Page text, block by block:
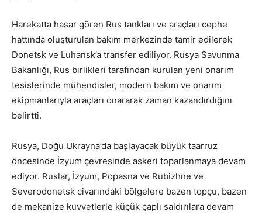
Harekatta hasar gören Rus tankları ve araçları cephe
hattında oluşturulan bakım merkezinde tamir edilerek
Donetsk ve Luhansk’a transfer ediliyor. Rusya Savunma
Bakanlığı, Rus birlikleri tarafından kurulan yeni onarım
tesislerinde mühendisler, modern bakım ve onarım
ekipmanlarıyla araçları onararak zaman kazandırdığını
belirtti.
Rusya, Doğu Ukrayna’da başlayacak büyük taarruz
öncesinde İzyum çevresinde askeri toparlanmaya devam
ediyor. Ruslar, İzyum, Popasna ve Rubizhne ve
Severodonetsk civarındaki bölgelere bazen topçu, bazen
de mekanize kuvvetlerle küçük çaplı saldırılara devam